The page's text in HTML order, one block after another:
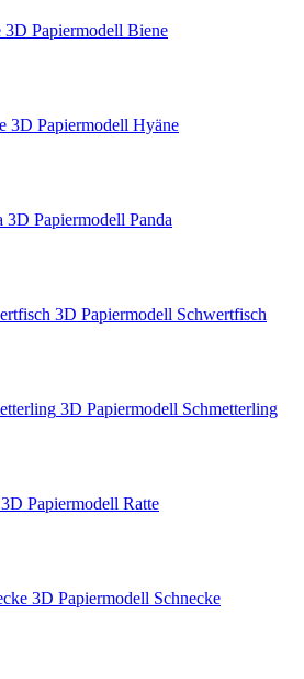
3D Papiermodell Biene
3D Papiermodell Hyäne
3D Papiermodell Panda
3D Papiermodell Schwertfisch
3D Papiermodell Schmetterling
3D Papiermodell Ratte
3D Papiermodell Schnecke